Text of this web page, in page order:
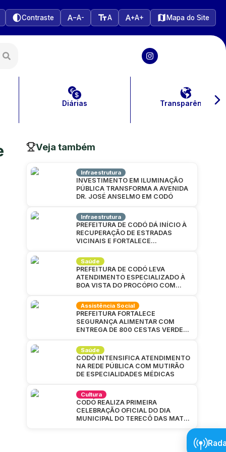
Contraste A- A A+ Mapa do Site
Diárias Transparência
Veja também
Infraestrutura
INVESTIMENTO EM ILUMINAÇÃO
PÚBLICA TRANSFORMA A AVENIDA
DR. JOSÉ ANSELMO EM CODÓ
Infraestrutura
PREFEITURA DE CODÓ DÁ INÍCIO À
RECUPERAÇÃO DE ESTRADAS
VICINAIS E FORTALECE
Saúde
PREFEITURA DE CODÓ LEVA
ATENDIMENTO ESPECIALIZADO À
BOA VISTA DO PROCÓPIO COM
Assistência Social
PREFEITURA FORTALECE
SEGURANÇA ALIMENTAR COM
ENTREGA DE 800 CESTAS VERDES
Saúde
CODÓ INTENSIFICA ATENDIMENTO
NA REDE PÚBLICA COM MUTIRÃO
DE ESPECIALIDADES MÉDICAS
Cultura
CODÓ REALIZA PRIMEIRA
CELEBRAÇÃO OFICIAL DO DIA
MUNICIPAL DO TERECÔ DAS MATAS